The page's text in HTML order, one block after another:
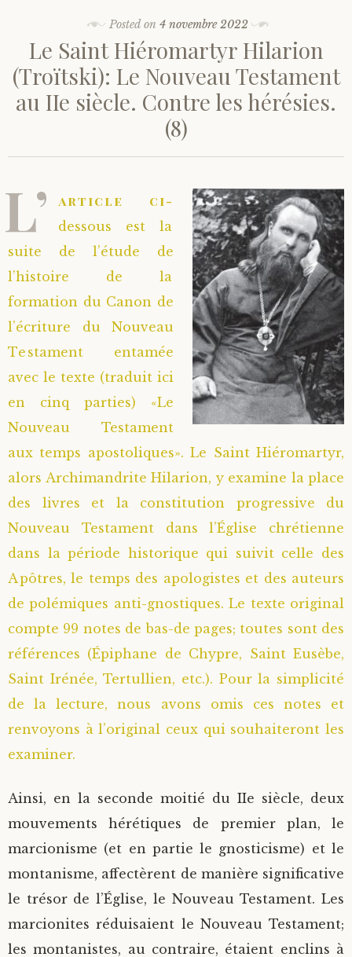
Posted on 4 novembre 2022
Le Saint Hiéromartyr Hilarion
(Troïtski): Le Nouveau Testament
au IIe siècle. Contre les hérésies.
(8)
L’ article ci-
dessous est la
suite de l’étude de
l’histoire de la
formation du Canon de
l’écriture du Nouveau
Testament entamée
avec le texte (traduit ici
en cinq parties) «Le
Nouveau Testament
aux temps apostoliques». Le Saint Hiéromartyr,
alors Archimandrite Hilarion, y examine la place
des livres et la constitution progressive du
Nouveau Testament dans l’Église chrétienne
dans la période historique qui suivit celle des
Apôtres, le temps des apologistes et des auteurs
de polémiques anti-gnostiques. Le texte original
compte 99 notes de bas-de pages; toutes sont des
références (Épiphane de Chypre, Saint Eusèbe,
Saint Irénée, Tertullien, etc.). Pour la simplicité
de la lecture, nous avons omis ces notes et
renvoyons à l’original ceux qui souhaiteront les
examiner.
Ainsi, en la seconde moitié du IIe siècle, deux
mouvements hérétiques de premier plan, le
marcionisme (et en partie le gnosticisme) et le
montanisme, affectèrent de manière significative
le trésor de l’Église, le Nouveau Testament. Les
marcionites réduisaient le Nouveau Testament;
les montanistes, au contraire, étaient enclins à